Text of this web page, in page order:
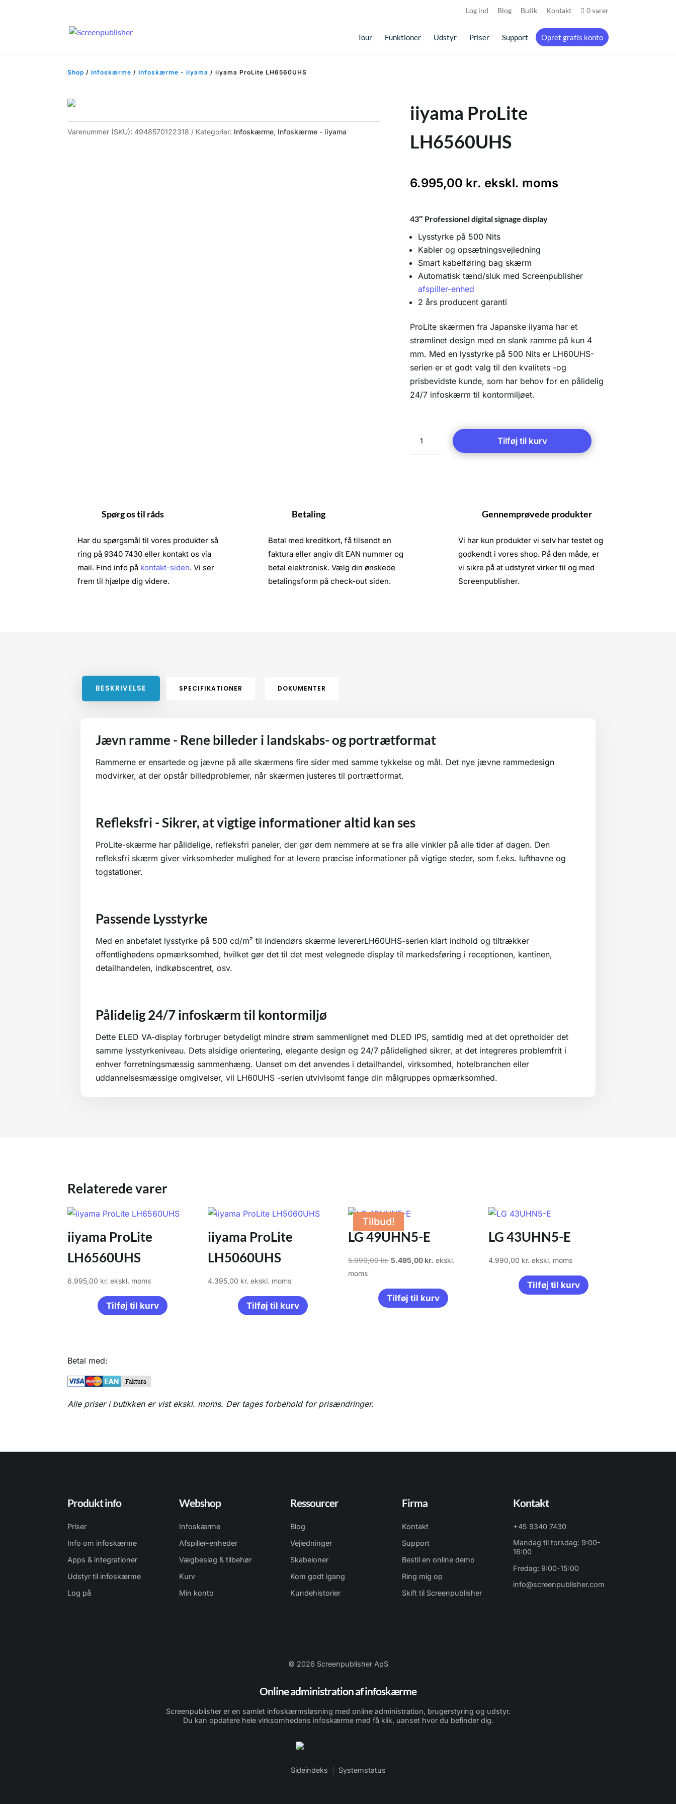
Log ind Blog Butik Kontakt 0 varer
Tour Funktioner Udstyr Priser Support Opret gratis konto
Shop /Infoskærme /Infoskærme - iiyama / iiyama ProLite LH6560UHS
Varenummer (SKU):4948570122318 Kategorier: Infoskærme, Infoskærme - iiyama
iiyama ProLite
LH6560UHS
6.995,00 kr. ekskl. moms
43″ Professionel digital signage display
Lysstyrke på 500 Nits
Kabler og opsætningsvejledning
Smart kabelføring bag skærm
Automatisk tænd/sluk med Screenpublisher
afspiller-enhed
2 års producent garanti
ProLite skærmen fra Japanske iiyama har et
strømlinet design med en slank ramme på kun 4
mm. Med en lysstyrke på 500 Nits er LH60UHS-
serien er et godt valg til den kvalitets -og
prisbevidste kunde, som har behov for en pålidelig
24/7 infoskærm til kontormiljøet.
ProLite
Tilføj til kurv
Spørg os til råds
Har du spørgsmål til vores produkter så
ring på 9340 7430 eller kontakt os via
mail. Find info på kontakt-siden. Vi ser
frem til hjælpe dig videre.
Betaling
Betal med kreditkort, få tilsendt en
faktura eller angiv dit EAN nummer og
betal elektronisk. Vælg din ønskede
betalingsform på check-out siden.
Gennemprøvede produkter
Vi har kun produkter vi selv har testet og
godkendt i vores shop. På den måde, er
vi sikre på at udstyret virker til og med
Screenpublisher.
BESKRIVELSE SPECIFIKATIONER DOKUMENTER
Jævn ramme - Rene billeder i landskabs- og portrætformat
Rammerne er ensartede og jævne på alle skærmens fire sider med samme tykkelse og mål. Det nye jævne rammedesign
modvirker, at der opstår billedproblemer, når skærmen justeres til portrætformat.
Refleksfri - Sikrer, at vigtige informationer altid kan ses
ProLite-skærme har pålidelige, refleksfri paneler, der gør dem nemmere at se fra alle vinkler på alle tider af dagen. Den
refleksfri skærm giver virksomheder mulighed for at levere præcise informationer på vigtige steder, som f.eks. lufthavne og
togstationer.
Passende Lysstyrke
Med en anbefalet lysstyrke på 500 cd/m² til indendørs skærme levererLH60UHS-serien klart indhold og tiltrækker
offentlighedens opmærksomhed, hvilket gør det til det mest velegnede display til markedsføring i receptionen, kantinen,
detailhandelen, indkøbscentret, osv.
Pålidelig 24/7 infoskærm til kontormiljø
Dette ELED VA-display forbruger betydeligt mindre strøm sammenlignet med DLED IPS, samtidig med at det opretholder det
samme lysstyrkeniveau. Dets alsidige orientering, elegante design og 24/7 pålidelighed sikrer, at det integreres problemfrit i
enhver forretningsmæssig sammenhæng. Uanset om det anvendes i detailhandel, virksomhed, hotelbranchen eller
uddannelsesmæssige omgivelser, vil LH60UHS -serien utvivlsomt fange din målgruppes opmærksomhed.
Relaterede varer
iiyama ProLite
LH6560UHS
6.995,00 kr. ekskl. moms
Tilføj til kurv
iiyama ProLite
LH5060UHS
4.395,00 kr. ekskl. moms
Tilføj til kurv
Tilbud!
LG 49UHN5-E
5.990,00kr. Den
var:
5.495,00 kr. Den
er:
ekskl.
moms
Tilføj til kurv
LG 43UHN5-E
4.990,00 kr. ekskl. moms
Tilføj til kurv
Betal med:
Alle priser i butikken er vist ekskl. moms. Der tages forbehold for prisændringer.
Produkt info
Priser
Info om infoskærme
Apps & integrationer
Udstyr til infoskærme
Log på
Webshop
Infoskærme
Afspiller-enheder
Vægbeslag & tilbehør
Kurv
Min konto
Ressourcer
Blog
Vejledninger
Skabeloner
Kom godt igang
Kundehistorier
Firma
Kontakt
Support
Bestil en online demo
Ring mig op
Skift til Screenpublisher
Kontakt
+45 9340 7430
Mandag til torsdag: 9:00-
16:00
Fredag: 9:00-15:00
info@screenpublisher.com
© 2026 Screenpublisher ApS
Online administration af infoskærme
Screenpublisher er en samlet infoskærmsløsning med online administration, brugerstyring og udstyr.
Du kan opdatere hele virksomhedens infoskærme med få klik, uanset hvor du befinder dig.
Sideindeks Systemstatus